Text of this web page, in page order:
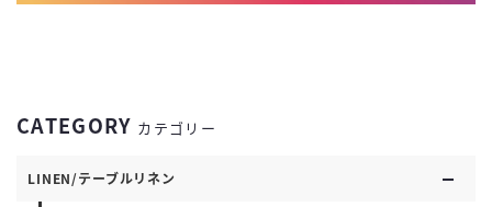
CATEGORY カテゴリー
LINEN/テーブルリネン